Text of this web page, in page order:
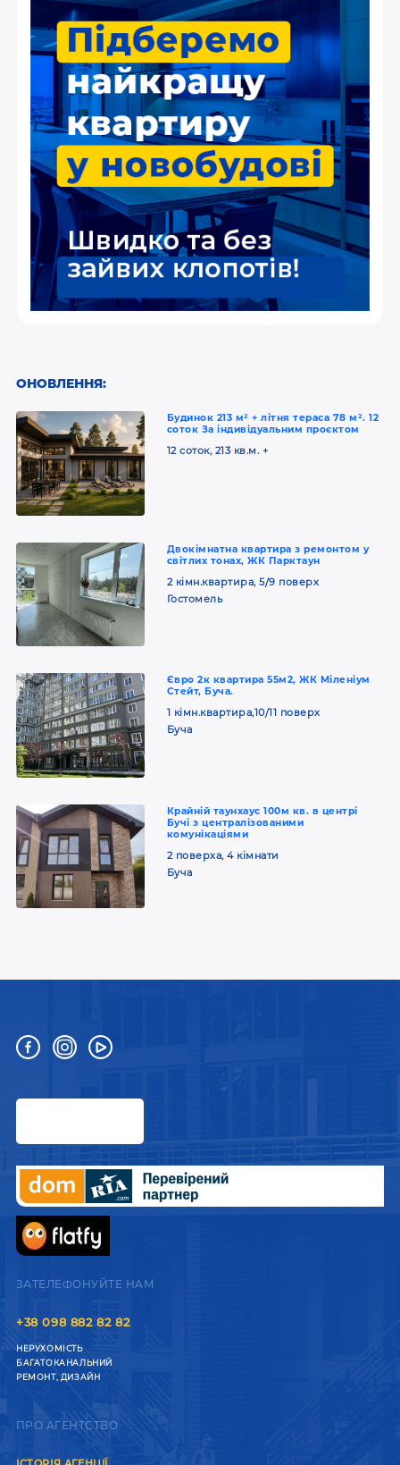
ОНОВЛЕННЯ:
Будинок 213 м² + літня тераса 78 м². 12
соток За індивідуальним проєктом
12 соток, 213 кв.м. +
Двокімнатна квартира з ремонтом у
світлих тонах, ЖК Парктаун
2 кімн.квартира, 5/9 поверх
Гостомель
Євро 2к квартира 55м2, ЖК Міленіум
Стейт, Буча.
1 кімн.квартира,10/11 поверх
Буча
Крайній таунхаус 100м кв. в центрі
Бучі з централізованими
комунікаціями
2 поверха, 4 кімнати
Буча
ЗАТЕЛЕФОНУЙТЕ НАМ
+38 098 882 82 82
НЕРУХОМІСТЬ
БАГАТОКАНАЛЬНИЙ
РЕМОНТ, ДИЗАЙН
ПРО АГЕНТСТВО